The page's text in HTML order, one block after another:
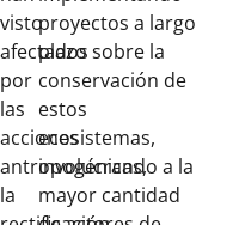
visto
afectados
por
las
acciones
antropogénicas,
la
proyectos a largo
plazo sobre la
conservación de
estos
ecosistemas,
involucrando a la
mayor cantidad